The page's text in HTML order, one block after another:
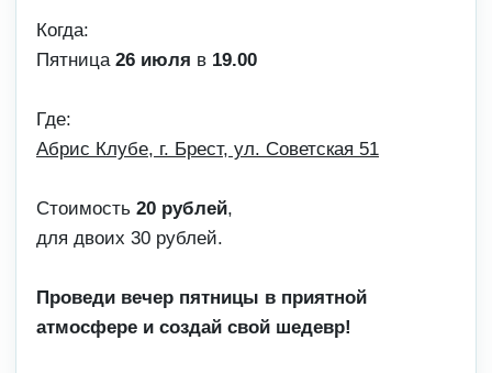
Когда:
Пятница 26 июля в 19.00
Где:
Абрис Клубе, г. Брест, ул. Советская 51
Стоимость 20 рублей,
для двоих 30 рублей.
Проведи вечер пятницы в приятной
атмосфере и создай свой шедевр!